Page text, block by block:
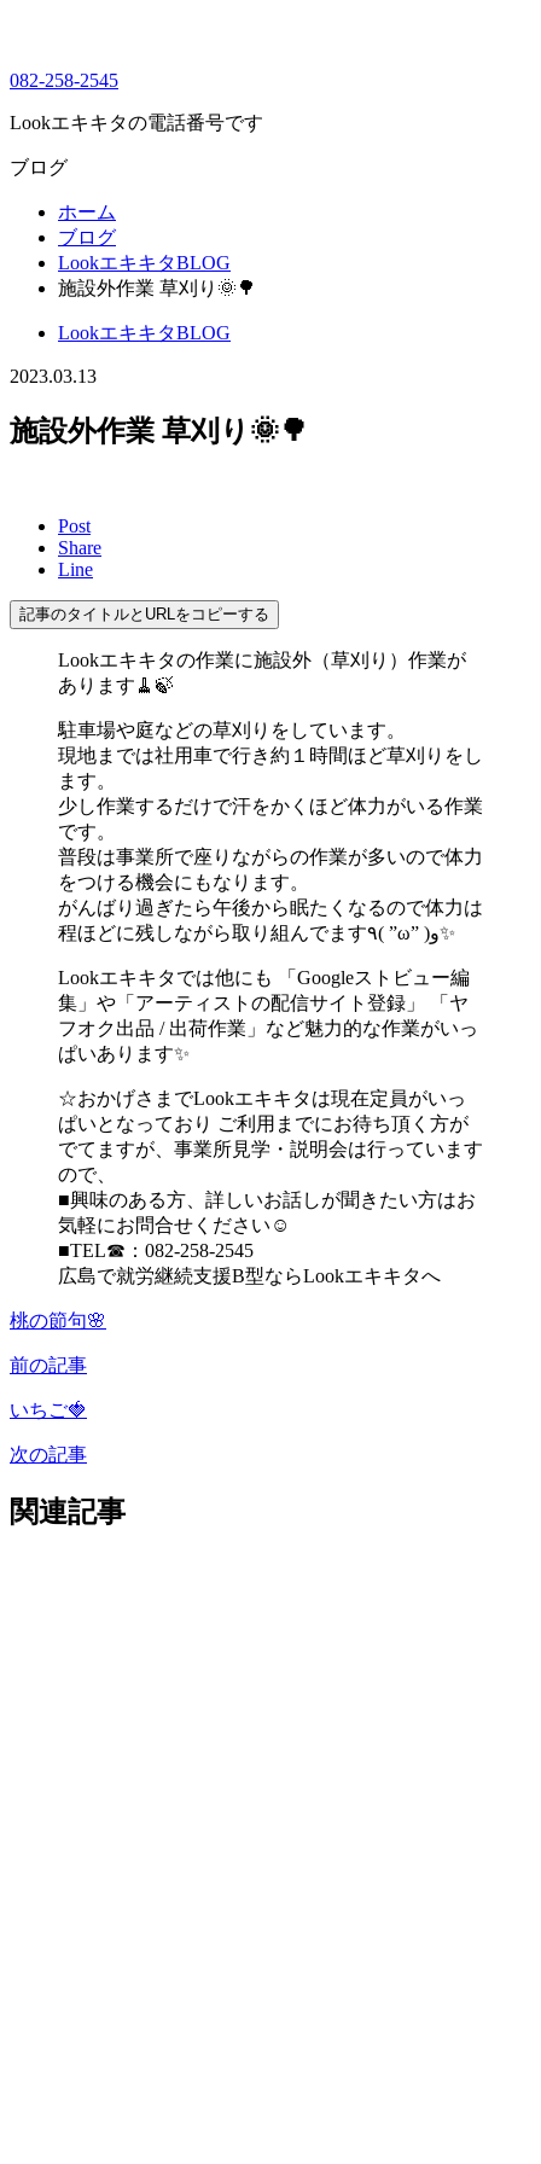
082-258-2545
Lookエキキタの電話番号です
ブログ
ホーム
ブログ
LookエキキタBLOG
施設外作業 草刈り🌞🌳
LookエキキタBLOG
2023.03.13
施設外作業 草刈り🌞🌳
Post
Share
Line
記事のタイトルとURLをコピーする
Lookエキキタの作業に施設外（草刈り）作業が
あります🧹🍃
駐車場や庭などの草刈りをしています。
現地までは社用車で行き約１時間ほど草刈りをし
ます。
少し作業するだけで汗をかくほど体力がいる作業
です。
普段は事業所で座りながらの作業が多いので体力
をつける機会にもなります。
がんばり過ぎたら午後から眠たくなるので体力は
程ほどに残しながら取り組んでます٩( ”ω” )و✨
Lookエキキタでは他にも 「Googleストビュー編
集」や「アーティストの配信サイト登録」 「ヤ
フオク出品 / 出荷作業」など魅力的な作業がいっ
ぱいあります✨
☆おかげさまでLookエキキタは現在定員がいっ
ぱいとなっており ご利用までにお待ち頂く方が
でてますが、事業所見学・説明会は行っています
ので、
■興味のある方、詳しいお話しが聞きたい方はお
気軽にお問合せください☺
■TEL☎：082-258-2545
広島で就労継続支援B型ならLookエキキタへ
桃の節句🌸
前の記事
いちご🍓
次の記事
関連記事